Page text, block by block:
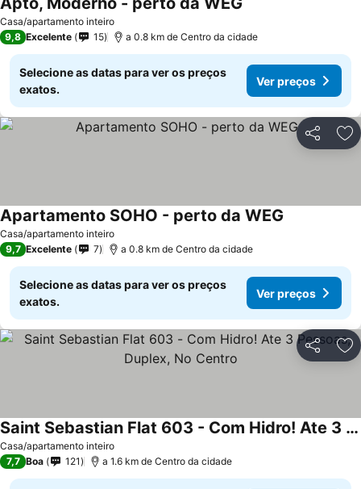
Casa/apartamento inteiro
9,8 Excelente 15 a 0.8 km de Centro da cidade
Selecione as datas para ver os preços
exatos.
Ver preços
Partilhar
Casa/apartamento inteiro
Apartamento SOHO - perto da WEG
9,7 Excelente 7 a 0.8 km de Centro da cidade
Selecione as datas para ver os preços
exatos.
Ver preços
Partilhar
Casa/apartamento inteiro
Saint Sebastian Flat 603 - Com Hidro! Ate 3 Pessoas, Duplex, No Centro
Ver preços
7,7 Boa 121 a 1.6 km de Centro da cidade